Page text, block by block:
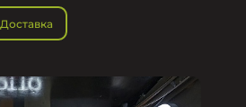
Доставка